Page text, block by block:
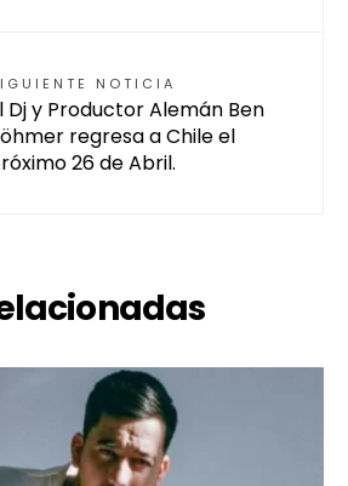
NOTICIA
Dj y Productor Alemán Ben
regresa a Chile el
26 de Abril.